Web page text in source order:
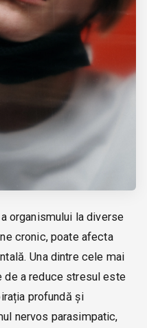
organismului la diverse
cronic, poate afecta
Una dintre cele mai
a reduce stresul este
profundă și
nervos parasimpatic,